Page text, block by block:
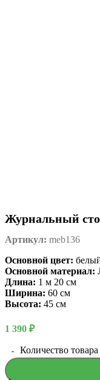
Журнальный
Артикул: meb136
Основной цвет:
Основной материал:
Длина: 1 м 20 см
Ширина: 60 см
Высота: 45 см
1 390 ₽
Количество